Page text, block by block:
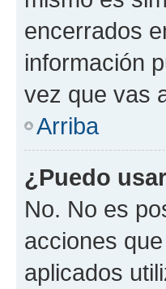
encerrados
información
vez que vas
Arriba
¿Puedo
No. No es
acciones
aplicados